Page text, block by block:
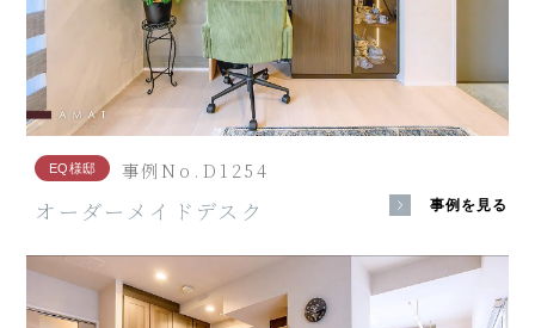
EQ様邸 事例No.D1254
オーダーメイドデスク 事例を見る